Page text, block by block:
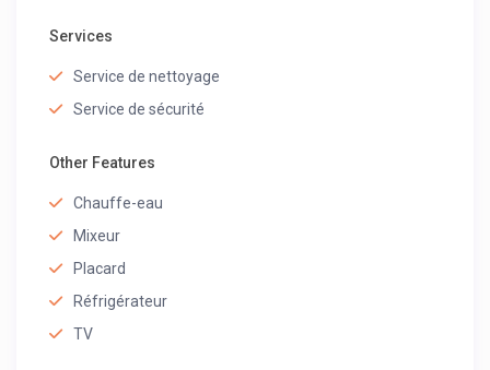
Services
Service de nettoyage
Service de sécurité
Other Features
Chauffe-eau
Mixeur
Placard
Réfrigérateur
TV